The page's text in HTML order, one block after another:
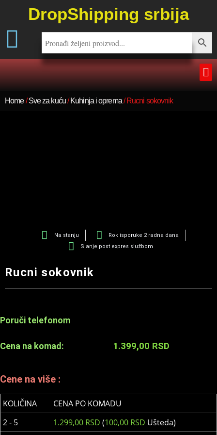
DropShipping srbija
Home/Sve za kuću/Kuhinja i oprema/ Rucni sokovnik
Na stanju
Rok isporuke 2 radna dana
Slanje post expres službom
Rucni sokovnik
Poruči telefonom
Cena na komad: 1.399,00 RSD
Cene na više :
KOLIČINA
CENA PO KOMADU
2 - 5
1.299,00 RSD (100,00 RSD Ušteda)